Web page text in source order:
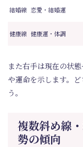
結婚線 恋愛・結婚運
健康線 健康運・体調
また右手は現在の状
や運命を示します。
う。
複数斜め線
勢の傾向